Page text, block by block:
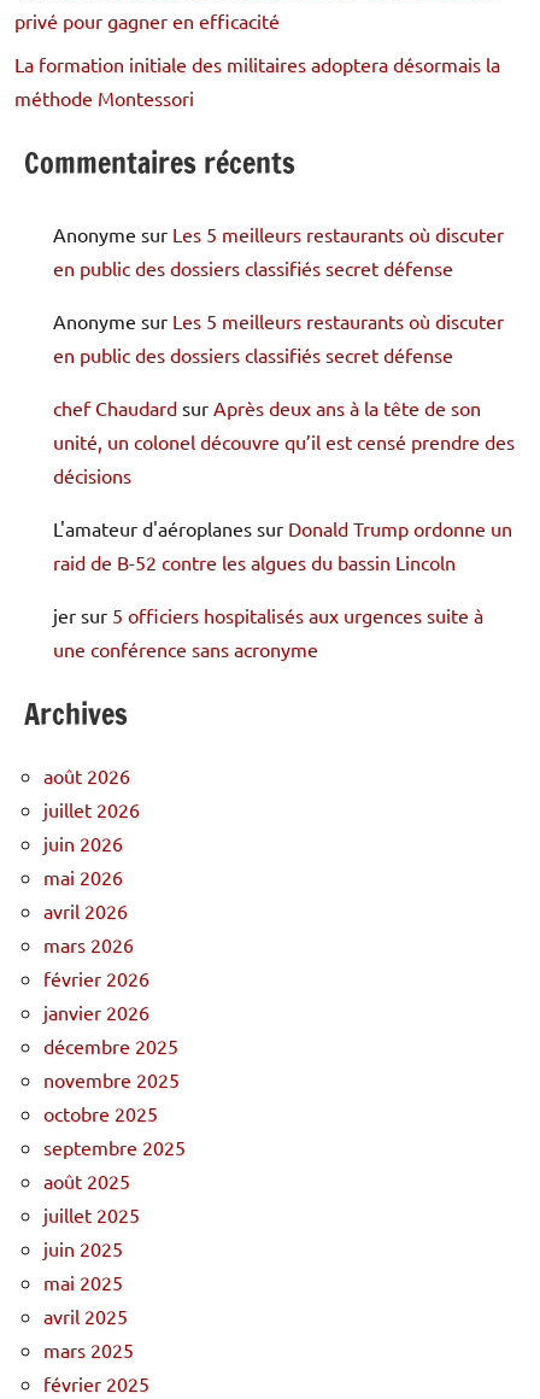
privé pour gagner en efficacité
La formation initiale des militaires adoptera désormais la
méthode Montessori
Commentaires récents
Anonyme sur Les 5 meilleurs restaurants où discuter
en public des dossiers classifiés secret défense
Anonyme sur Les 5 meilleurs restaurants où discuter
en public des dossiers classifiés secret défense
chef Chaudard sur Après deux ans à la tête de son
unité, un colonel découvre qu’il est censé prendre des
décisions
L'amateur d'aéroplanes sur Donald Trump ordonne un
raid de B-52 contre les algues du bassin Lincoln
jer sur 5 officiers hospitalisés aux urgences suite à
une conférence sans acronyme
Archives
août 2026
juillet 2026
juin 2026
mai 2026
avril 2026
mars 2026
février 2026
janvier 2026
décembre 2025
novembre 2025
octobre 2025
septembre 2025
août 2025
juillet 2025
juin 2025
mai 2025
avril 2025
mars 2025
février 2025